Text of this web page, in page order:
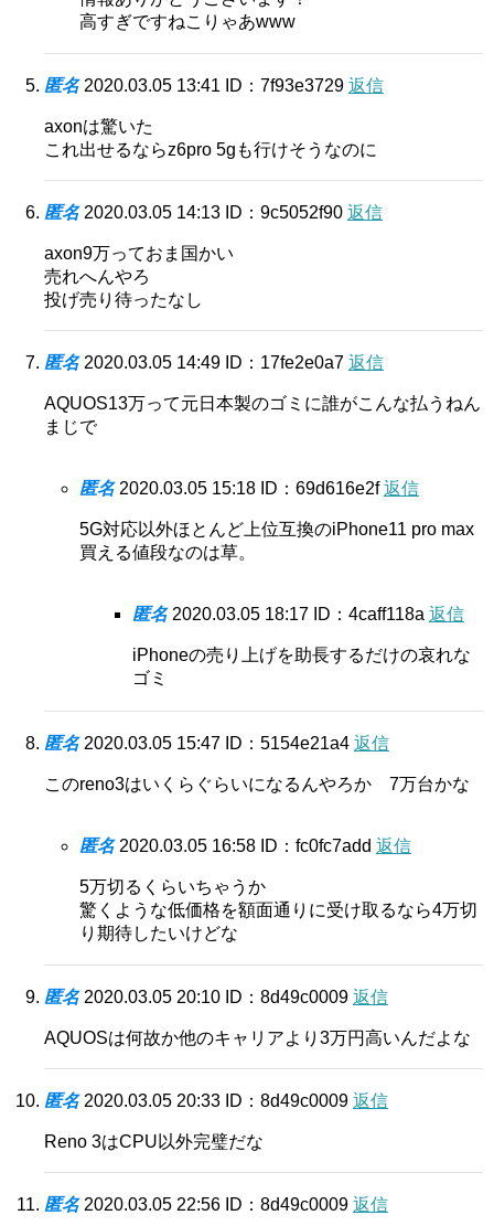
高すぎですねこりゃあwww
匿名 2020.03.05 13:41 ID：7f93e3729 返信
axonは驚いた
これ出せるならz6pro 5gも行けそうなのに
匿名 2020.03.05 14:13 ID：9c5052f90 返信
axon9万っておま国かい
売れへんやろ
投げ売り待ったなし
匿名 2020.03.05 14:49 ID：17fe2e0a7 返信
AQUOS13万って元日本製のゴミに誰がこんな払うねん
まじで
匿名 2020.03.05 15:18 ID：69d616e2f返信
5G対応以外ほとんど上位互換のiPhone11 pro max
買える値段なのは草。
匿名 2020.03.05 18:17 ID：4caff118a 返信
iPhoneの売り上げを助長するだけの哀れな
ゴミ
匿名 2020.03.05 15:47 ID：5154e21a4 返信
このreno3はいくらぐらいになるんやろか 7万台かな
匿名 2020.03.05 16:58 ID：fc0fc7add 返信
5万切るくらいちゃうか
驚くような低価格を額面通りに受け取るなら4万切
り期待したいけどな
匿名 2020.03.05 20:10 ID：8d49c0009 返信
AQUOSは何故か他のキャリアより3万円高いんだよな
匿名 2020.03.05 20:33 ID：8d49c0009 返信
Reno 3はCPU以外完璧だな
匿名 2020.03.05 22:56 ID：8d49c0009 返信